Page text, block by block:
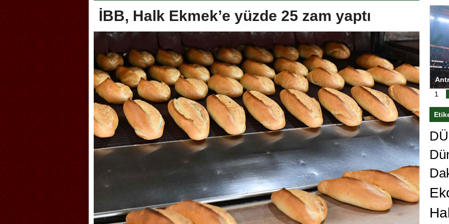
İBB, Halk Ekmek’e yüzde 25 zam yaptı
Geleneksel Türk Okçuluğu
ev sahipliği yapıyor
Askerlik şakası Dünya Kupası’nı
karıştırdı! Güney Kore’den sert karar
Antrenörlüğe ”Hayır” diyen Mertens,
Galatasaray’dan bakın ne istedi
1